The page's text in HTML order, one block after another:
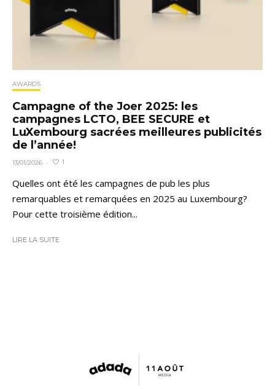
AWARDS
Campagne of the Joer 2025: les
campagnes LCTO, BEE SECURE et
LuXembourg sacrées meilleures publicités
de l’année!
13/01/2026 · 1
Quelles ont été les campagnes de pub les plus
remarquables et remarquées en 2025 au Luxembourg?
Pour cette troisième édition...
LIRE LA SUITE